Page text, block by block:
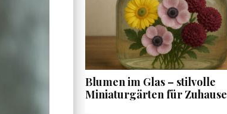
Blumen im Glas – stilvolle
Miniaturgärten für Zuhause